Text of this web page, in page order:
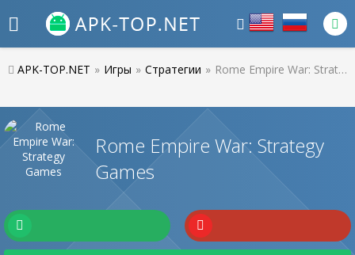
APK-TOP.NET » Игры » Стратегии » Rome Empire War: Strategy Games
Rome Empire War: Strategy
Games